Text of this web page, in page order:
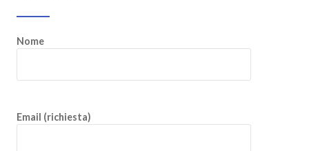
Nome
Email (richiesta)